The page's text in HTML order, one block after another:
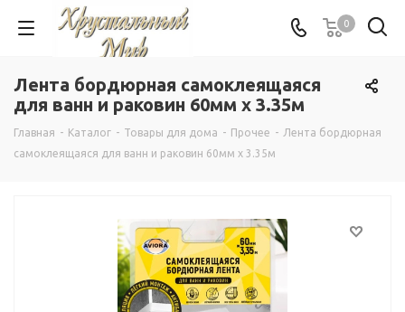
0
Лента бордюрная самоклеящаяся
для ванн и раковин 60мм х 3.35м
Главная - Каталог - Товары для дома - Прочее - Лента бордюрная
самоклеящаяся для ванн и раковин 60мм х 3.35м